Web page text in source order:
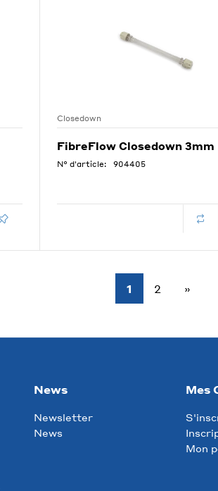
Closedown
FibreFlow Closedown 3mm
N° d'article: 904405
1 2
News
Newsletter
News
Mes
Mon